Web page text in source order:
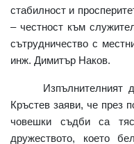
стабилност и
– честност към
сътрудничество с
инж. Димитър Наков.
Изпълнителният
Кръстев заяви, че през
човешки съдби са
дружеството, което